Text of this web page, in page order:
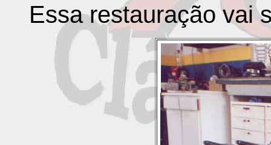
Essa restauração vai